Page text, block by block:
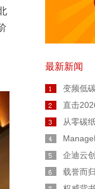
最新新闻